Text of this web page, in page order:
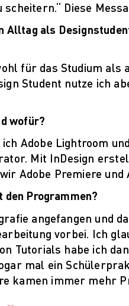
Diese
Alltag als
für das Studium als
Student nutze
wofür?
Adobe Lightroom
Mit InDesign
Adobe Premiere
Programmen?
angefangen und
vorbei. Ich
Tutorials habe ich
mal ein
kamen immer mehr